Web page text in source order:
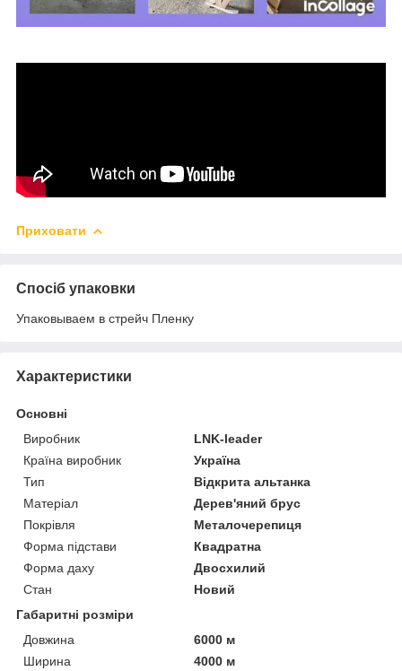
Приховати
Спосіб упаковки
Упаковываем в стрейч Пленку
Характеристики
Основні
Виробник
LNK-leader
Країна виробник
Україна
Тип
Відкрита альтанка
Матеріал
Дерев'яний брус
Покрівля
Металочерепиця
Форма підстави
Квадратна
Форма даху
Двосхилий
Стан
Новий
Габаритні розміри
Довжина
6000 м
Ширина
4000 м